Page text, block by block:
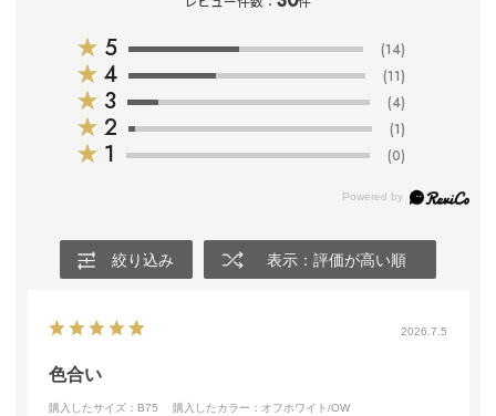
★ 5 (14)
★ 4 (11)
★ 3 (4)
★ 2 (1)
★ 1 (0)
絞り込み 表示：評価が高い順
2026.7.5
色合い
購入したサイズ：B75 購入したカラー：オフホワイト/OW